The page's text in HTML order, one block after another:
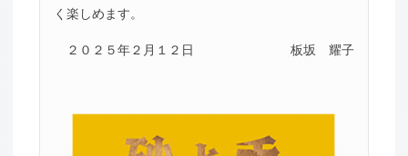
く楽しめます。
２０２５年２月１２日 板坂 耀子